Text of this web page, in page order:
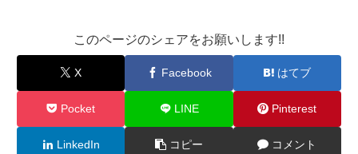
このページのシェアをお願いします!!
X Facebook はてブ
Pocket LINE Pinterest
LinkedIn コピー コメント